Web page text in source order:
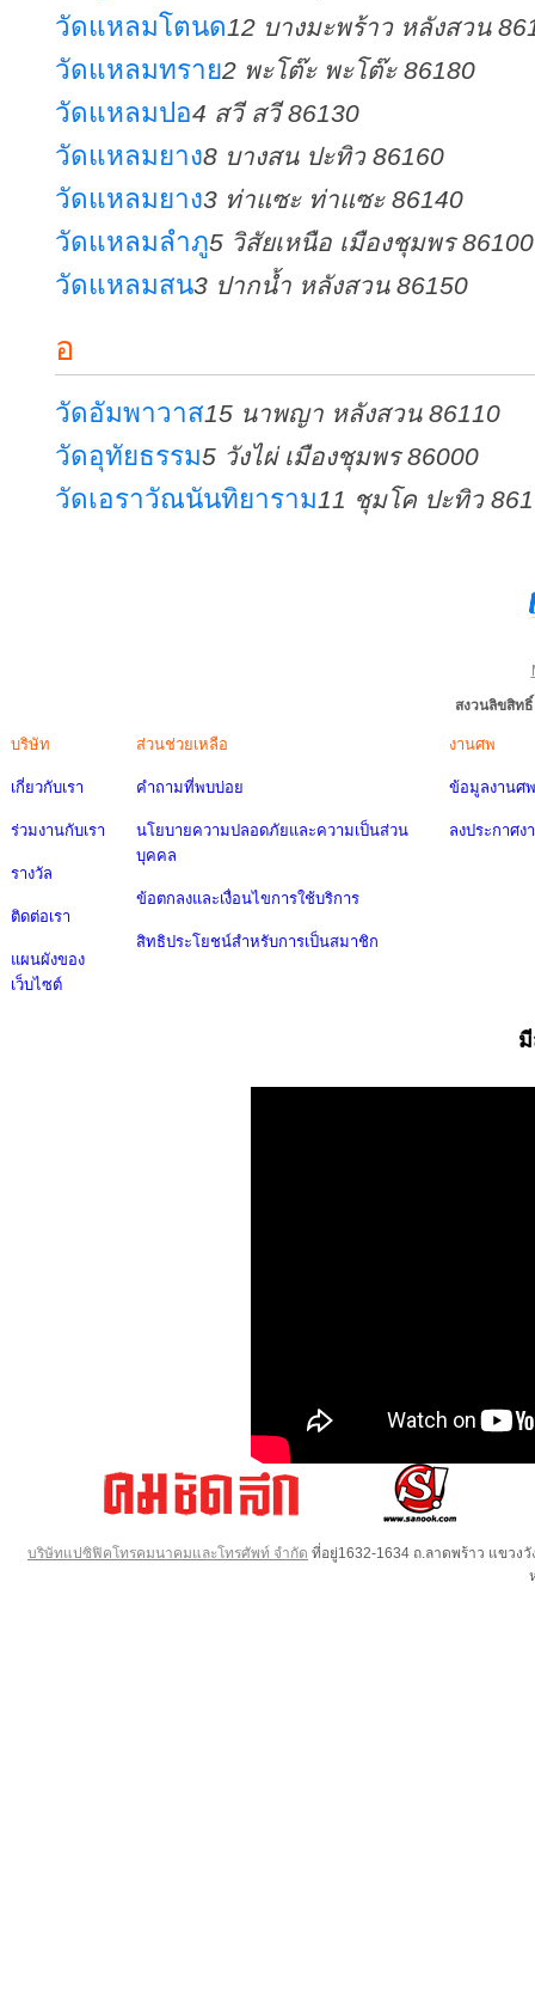
วัดแหลมโตนด12 บางมะพร้าว หลังสวน
วัดแหลมทราย2 พะโต๊ะ พะโต๊ะ 86180
วัดแหลมปอ4 สวี สวี 86130
วัดแหลมยาง8 บางสน ปะทิว 86160
วัดแหลมยาง3 ท่าแซะ ท่าแซะ 86140
วัดแหลมลำภู5 วิสัยเหนือ เมืองชุมพร 86100
วัดแหลมสน3 ปากน้ำ หลังสวน 86150
อ
วัดอัมพาวาส15 นาพญา หลังสวน 86110
วัดอุทัยธรรม5 วังไผ่ เมืองชุมพร 86000
วัดเอราวัณนันทิยาราม11 ชุมโค ปะทิว
สงวนลิขสิท
บริษัท
เกี่ยวกับเรา
ร่วมงานกับเรา
รางวัล
ติดต่อเรา
แผนผังของ
เว็บไซต์
ส่วนช่วยเหลือ
คำถามที่พบบ่อย
นโยบายความปลอดภัยและความเป็นส่วน
บุคคล
ข้อตกลงและเงื่อนไขการใช้บริการ
สิทธิประโยชน์สำหรับการเป็นสมาชิก
งานศพ
ข้อมูลงานศพ
ลงประกาศง
บริษัทแปซิฟิคโทรคมนาคมและโทรศัพท์ จำกัด ที่อยู่1632-1634 ถ.ลาดพร้าว แขวง